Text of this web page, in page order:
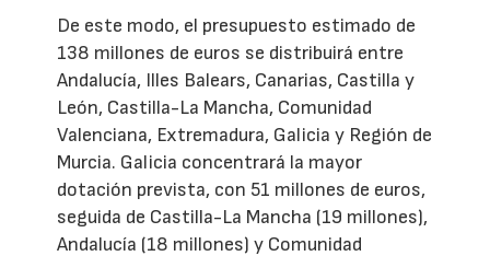
De este modo, el presupuesto estimado de
138 millones de euros se distribuirá entre
Andalucía, Illes Balears, Canarias, Castilla y
León, Castilla-La Mancha, Comunidad
Valenciana, Extremadura, Galicia y Región de
Murcia. Galicia concentrará la mayor
dotación prevista, con 51 millones de euros,
seguida de Castilla-La Mancha (19 millones),
Andalucía (18 millones) y Comunidad